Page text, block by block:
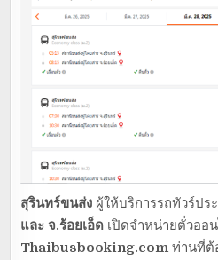
สุรินทร์ขนส่ง ผู้ให้บริการรถทัวร์ปร
และ จ.ร้อยเอ็ด เปิดจำหน่ายตั๋วออ
Thaibusbooking.com ท่านที่ต้